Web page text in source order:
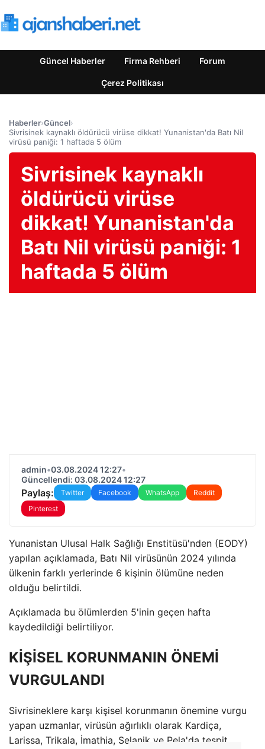
Güncel Haberler Firma Rehberi Forum
Çerez Politikası
Haberler›Güncel›
Sivrisinek kaynaklı öldürücü virüse dikkat! Yunanistan'da Batı Nil
virüsü paniği: 1 haftada 5 ölüm
Sivrisinek kaynaklı
öldürücü virüse
dikkat! Yunanistan'da
Batı Nil virüsü paniği: 1
haftada 5 ölüm
admin•03.08.2024 12:27•
Güncellendi: 03.08.2024 12:27
Paylaş: Twitter Facebook WhatsApp
Reddit
Pinterest
Yunanistan Ulusal Halk Sağlığı Enstitüsü'nden (EODY)
yapılan açıklamada, Batı Nil virüsünün 2024 yılında
ülkenin farklı yerlerinde 6 kişinin ölümüne neden
olduğu belirtildi.
Açıklamada bu ölümlerden 5'inin geçen hafta
kaydedildiği belirtiliyor.
KİŞİSEL KORUNMANIN ÖNEMİ
VURGULANDI
Sivrisineklere karşı kişisel korunmanın önemine vurgu
yapan uzmanlar, virüsün ağırlıklı olarak Kardiça,
Larissa, Trikala, İmathia, Selanik ve Pela'da tespit